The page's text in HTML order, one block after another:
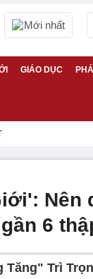
Mới nhất
GIÁO DỤC
Nên
6
Trì